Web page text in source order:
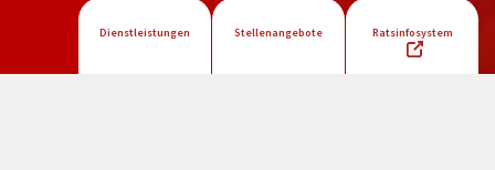
Dienstleistungen Stellenangebote Ratsinfosystem